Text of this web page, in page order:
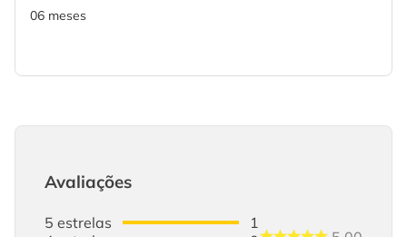
06 meses
Avaliações
5estrelas
1